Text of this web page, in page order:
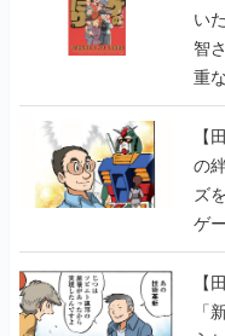
い
智
重
【
の
ズ
ゲ
【
【
「